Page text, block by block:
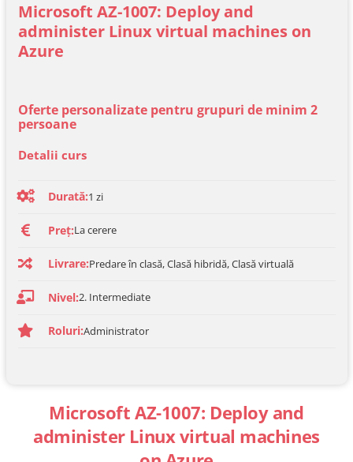
Microsoft AZ-1007: Deploy and
administer Linux virtual machines
Microsoft AZ-1007: Deploy and
administer Linux virtual machines on
Azure
Oferte personalizate pentru grupuri de minim 2
persoane
Detalii curs
Durată:1 zi
Preț:La cerere
Livrare:Predare în clasă, Clasă hibridă, Clasă virtuală
Nivel:2. Intermediate
Roluri:Administrator